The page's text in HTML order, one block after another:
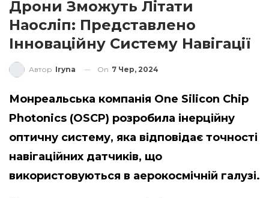
Дрони Зможуть Літати
Наосліп: Представлено
Інноваційну Систему Навігації
Автор Iryna On 7 Чер, 2024
Монреальська компанія One Silicon Chip
Photonics (OSCP) розробила інерційну
оптичну систему, яка відповідає точності
навігаційних датчиків, що
використовуються в аерокосмічній галузі.